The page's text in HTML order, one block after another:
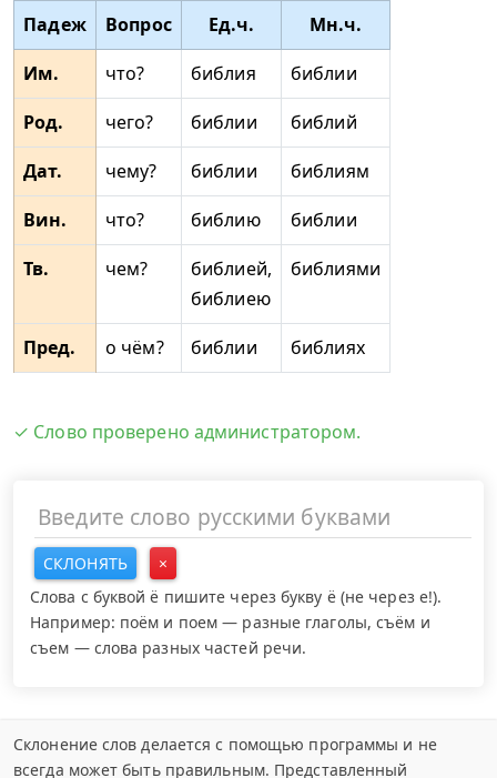
Падеж Вопрос Ед.ч.
Мн.ч.
Им.
что? библия
библии
Род.
чего? библии
библий
Дат.
чему? библии
библиям
Вин.
что? библию
библии
Тв.
чем?
библией,
библиею
библиями
Пред. о чём? библии библиях
✓ Слово проверено администратором.
СКЛОНЯТЬ
×
Слова с буквой ё пишите через букву ё (не через е!).
Например: поём и поем — разные глаголы, съём и
съем — слова разных частей речи.
Склонение слов делается с помощью программы и не
всегда может быть правильным. Представленный